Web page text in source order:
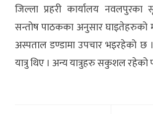
जिल्ला प्रहरी कार्यालय नवलपुरका
सन्तोष पाठकका अनुसार घाइतेहरुको
अस्पताल डण्डामा उपचार भइरहेको छ
यात्रु थिए । अन्य यात्रुहरु सकुशल